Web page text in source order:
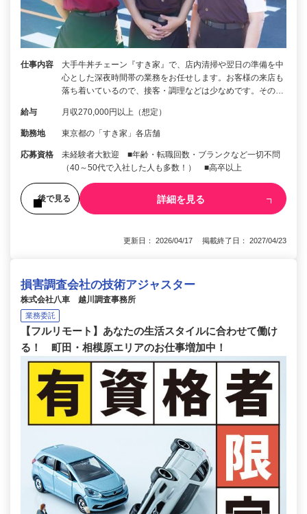
仕事内容
大手牛丼チェーン『すき家』で、店内清掃や翌日の準備を中
心とした深夜時間帯の業務をお任せします。お客様の来店も
落ち着いているので、接客・調理などは少なめです。その…
給与 月収270,000円以上（想定）
勤務地 東京都の「すき家」各店舗
応募資格
未経験者大歓迎 ■年齢・転職回数・ブランクなど一切不問
（40～50代で入社した人も多数！） ■高卒以上
後で見る 詳細を見る
更新日： 2026/04/17 掲載終了日： 2027/04/23
損害調査会社の技術アジャスター
株式会社八車 越川調査事務所
業務委託
【フルリモート】あなたの生活スタイルに合わせて働け
る！ 町田・相模原エリアのお仕事増加中！